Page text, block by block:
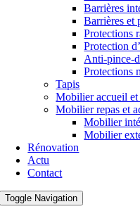
Barrières
Barrières et
Protections
Protection
Anti-pince-
Protections
Tapis
Mobilier accueil et
Mobilier repas et
Mobilier
Mobilier
Rénovation
Actu
Contact
Toggle Navigation